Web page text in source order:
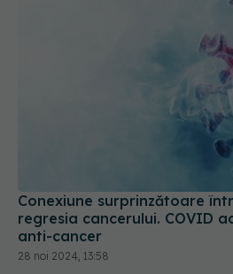
Conexiune surprinzătoare
regresia cancerului. COVID
anti-cancer
28 noi 2024, 13:58